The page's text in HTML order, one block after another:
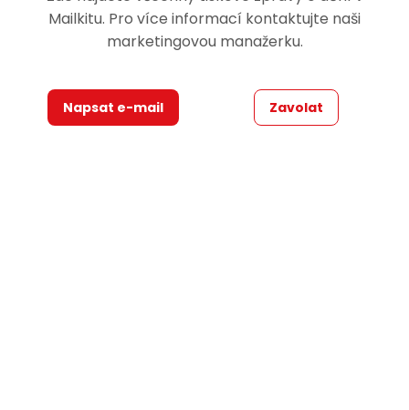
Mailkitu. Pro více informací kontaktujte naši
marketingovou manažerku.
Napsat e-mail Zavolat